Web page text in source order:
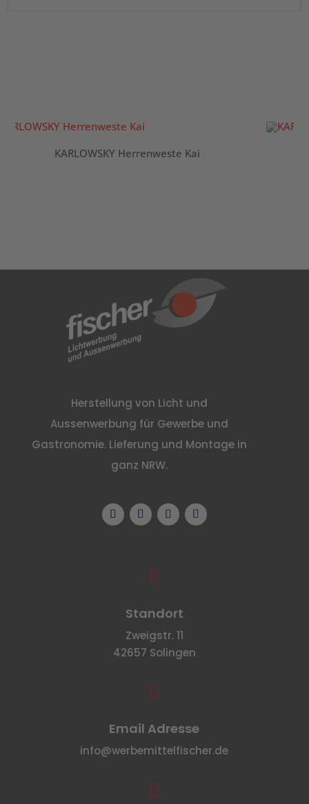
KARLOWSKY Herrenweste Kai
Herstellung von Licht und
Aussenwerbung für Gewerbe und
Gastronomie. Lieferung und Montage in
ganz NRW.

Standort
Zweigstr. 11
42657 Solingen

Email Adresse
info@werbemittelfischer.de
